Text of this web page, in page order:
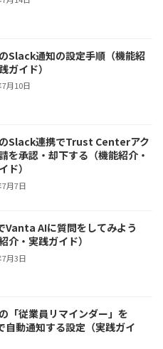
Slack通知の設定手順（機能紹
ガイド）
月10日
Slack連携でTrust Centerアク
を承認・却下する（機能紹介・
ド）
月7日
Vanta AIに質問をしてみよう
介・実践ガイド）
月3日
「従業員リマインダー」を
自動通知する設定（実践ガイ